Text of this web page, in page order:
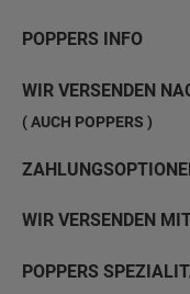
POPPERS INFO
WIR VERSENDEN
( AUCH POPPERS )
WIR VERSENDEN
POPPERS